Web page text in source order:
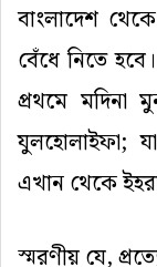
বাংলাদেশ থেকে
বেঁধে নিতে হবে।
প্রথমে মদিনা
যুলহোলাইফা;যা
এখানথেকে
স্মরণীয়যে,